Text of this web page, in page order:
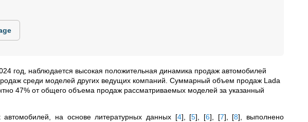
год, наблюдается высокая положительная динамика продаж автомобилей
среди моделей других ведущих компаний. Суммарный объем продаж Lada
47% от общего объема продаж рассматриваемых моделей за указанный
на основе литературных данных [4], [5], [6], [7], [8], выполнено